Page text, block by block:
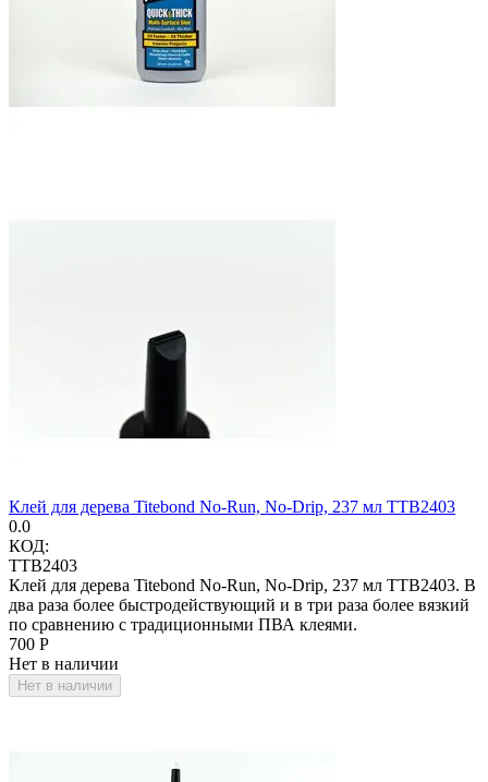
Клей для дерева Titebond No-Run, No-Drip, 237 мл TTB2403
0.0
КОД:
TTB2403
Клей для дерева Titebond No-Run, No-Drip, 237 мл TTB2403. В
два раза более быстродействующий и в три раза более вязкий
по сравнению с традиционными ПВА клеями.
‍700‍ Р
Нет в наличии
Нет в наличии